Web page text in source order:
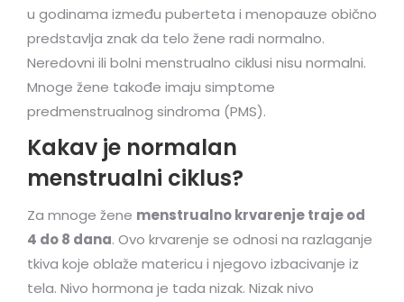
u godinama između puberteta i menopauze obično
predstavlja znak da telo žene radi normalno.
Neredovni ili bolni menstrualno ciklusi nisu normalni.
Mnoge žene takođe imaju simptome
predmenstrualnog sindroma (PMS).
Kakav je normalan
menstrualni ciklus?
Za mnoge žene menstrualno krvarenje traje od
4 do 8 dana. Ovo krvarenje se odnosi na razlaganje
tkiva koje oblaže matericu i njegovo izbacivanje iz
tela. Nivo hormona je tada nizak. Nizak nivo